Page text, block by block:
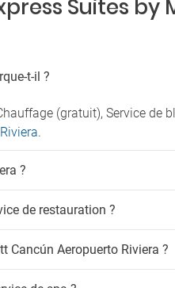
Suites
t-il ?
(gratuit), Service de
.
?
de restauration ?
Cancún Aeropuerto Riviera ?